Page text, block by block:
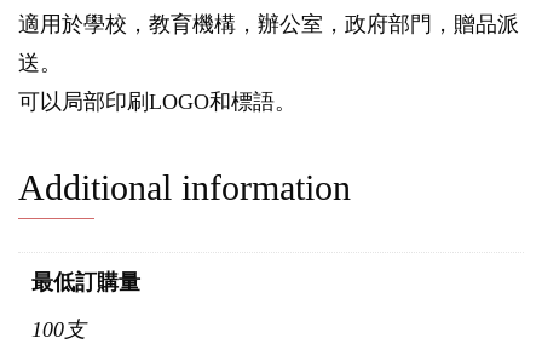
適用於學校，教育機構，辦公室，政府部門，贈品派
送。
可以局部印刷LOGO和標語。
Additional information
最低訂購量
100支